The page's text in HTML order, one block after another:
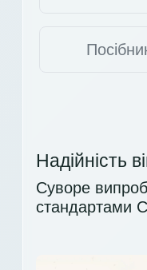
Надійність
Суворе
стандартами